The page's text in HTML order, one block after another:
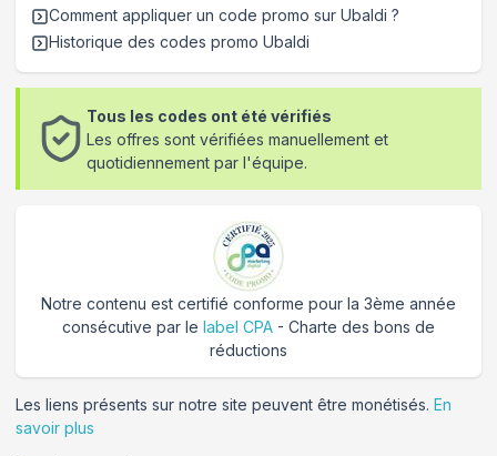
Comment appliquer un code promo sur Ubaldi ?
Historique des codes promo Ubaldi
Tous les codes ont été vérifiés
Les offres sont vérifiées manuellement et
quotidiennement par l'équipe.
Notre contenu est certifié conforme pour la 3ème année
consécutive par le label CPA - Charte des bons de
réductions
Les liens présents sur notre site peuvent être monétisés. En
savoir plus